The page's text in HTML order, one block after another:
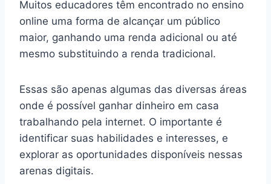
Muitos educadores têm encontrado no ensino
online uma forma de alcançar um público
maior, ganhando uma renda adicional ou até
mesmo substituindo a renda tradicional.
Essas são apenas algumas das diversas áreas
onde é possível ganhar dinheiro em casa
trabalhando pela internet. O importante é
identificar suas habilidades e interesses, e
explorar as oportunidades disponíveis nessas
arenas digitais.